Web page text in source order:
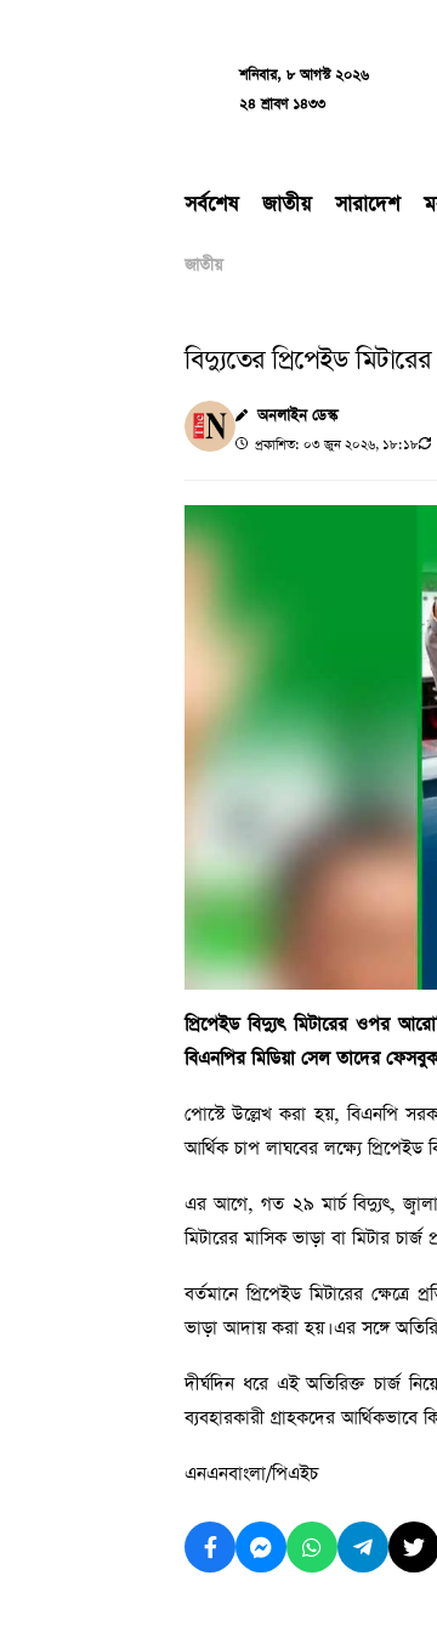
শনিবার, ৮ আগস্ট ২০২৬
২৪ শ্রাবণ ১৪৩৩
সর্বশেষ জাতীয় সারাদেশ
জাতীয়
বিদ্যুতের প্রিপেইড মিটারের
অনলাইন ডেস্ক
প্রকাশিত: ০৩ জুন ২০২৬, ১৮:১৮
প্রিপেইড বিদ্যুৎ মিটারের ওপর
বিএনপির মিডিয়া সেল তাদের
পোস্টে উল্লেখ করা হয়, বিএনপি
আর্থিক চাপ লাঘবের লক্ষ্যে প্রিপেইড
এর আগে, গত ২৯ মার্চ বিদ্যুৎ,
মিটারের মাসিক ভাড়া বা মিটার চার্জ
বর্তমানে প্রিপেইড মিটারের
ভাড়া আদায় করা হয়। এর সঙ্গে
দীর্ঘদিন ধরে এই অতিরিক্ত চার্জ
ব্যবহারকারী গ্রাহকদের আর্থিকভাবে
এনএনবাংলা/পিএইচ